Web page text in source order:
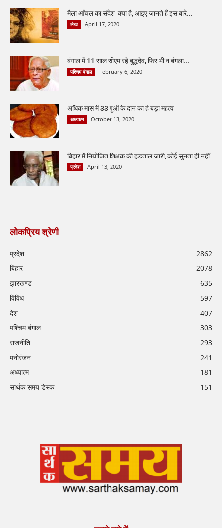
मैला आँचल का संदेश क्या है, आइए जानते हैं इस बारे...
लेख April 17, 2020
बंगाल में 11 साल सीएम रहे बुद्धदेव, फिर भी न बंगला...
पश्चिम बंगाल February 6, 2020
अधिक मास में 33 पुओं के दान का है बड़ा महत्व
अध्यात्म October 13, 2020
बिहार में नियोजित शिक्षक की हड़ताल जारी, कोई सुनता ही नहीं
प्रदेश April 13, 2020
लोकप्रिय श्रेणी
प्रदेश
2862
बिहार
2078
झारखण्ड
635
विविध
597
देश
407
पश्चिम बंगाल
303
राजनीति
293
मनोरंजन
241
अध्यात्म
181
सार्थक समय डेस्क
151